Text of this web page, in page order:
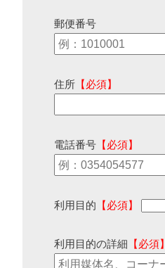
郵便番号
住所 【必須】
電話番号 【必須】
利用目的 【必須】
利用目的の詳細 【必須】